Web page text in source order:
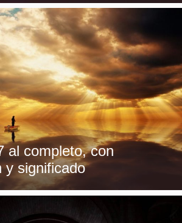
al completo, con
y significado